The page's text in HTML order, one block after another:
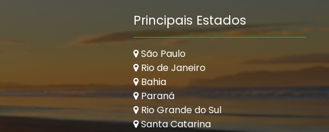
Principais Estados
São Paulo
Rio de Janeiro
Bahia
Paraná
Rio Grande do Sul
Santa Catarina